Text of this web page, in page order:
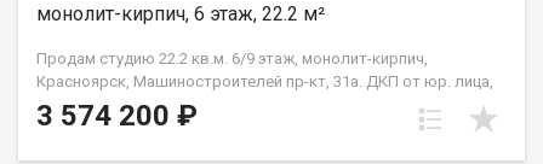
монолит-кирпич, 6 этаж, 22.2 м²
Продам студию 22.2 кв.м. 6/9 этаж, монолит-кирпич,
Красноярск, Машиностроителей пр-кт, 31а. ДКП от юр. лица,
не от Застройщика
3 574 200 ₽